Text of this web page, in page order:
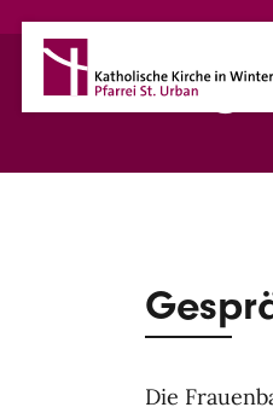
Direkt zum Inhalt
Die